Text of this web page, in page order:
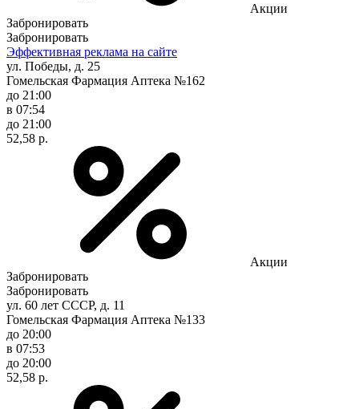
Акции
Забронировать
Забронировать
Эффективная реклама на сайте
ул. Победы, д. 25
Гомельская Фармация Аптека №162
до 21:00
в 07:54
до 21:00
52,58 р.
Акции
Забронировать
Забронировать
ул. 60 лет СССР, д. 11
Гомельская Фармация Аптека №133
до 20:00
в 07:53
до 20:00
52,58 р.